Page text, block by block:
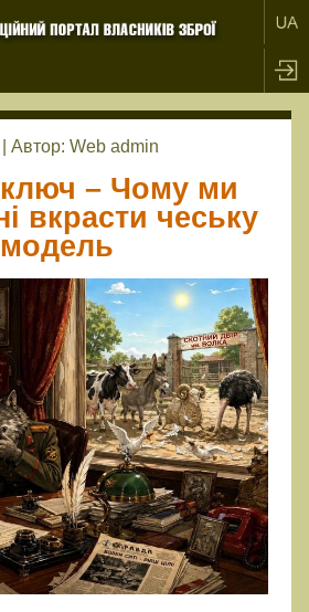
Автор: Web admin
ключ – Чому ми
вкрасти чеську